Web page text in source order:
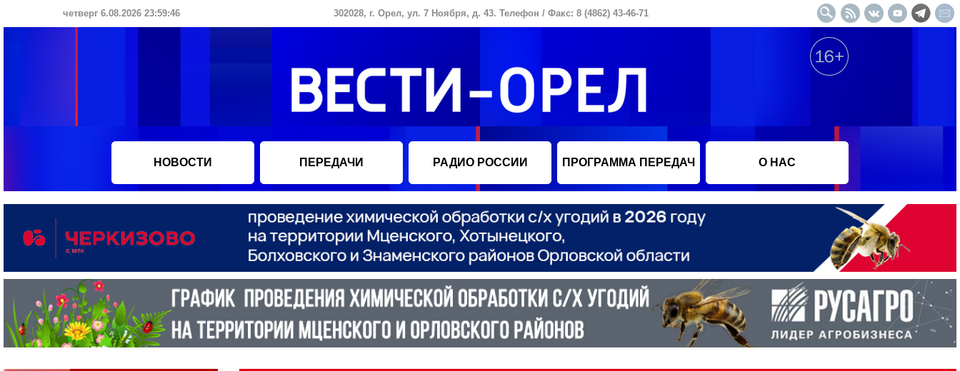
четверг 6.08.2026 23:59:47 302028, г. Орел, ул. 7 Ноября, д. 43. Телефон / Факс: 8 (4862) 43-46-71
НОВОСТИ ПЕРЕДАЧИ РАДИО РОССИИ ПРОГРАММА ПЕРЕДАЧ О НАС